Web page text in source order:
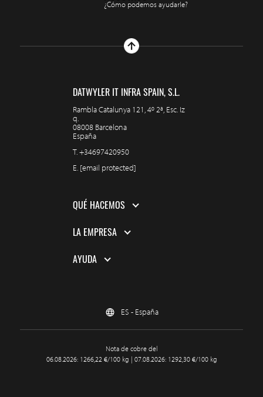
¿Cómo podemos ayudarle?
DATWYLER IT INFRA SPAIN, S.L.
Rambla Catalunya 121, 4º 2ª, Esc. Iz
q.
08008 Barcelona
España
T.+34697420950
E. [email protected]
QUÉ HACEMOS
LA EMPRESA
AYUDA
ES - España
Nota de cobre del
06.08.2026: 1266,22 €/100 kg | 07.08.2026: 1292,30 €/100 kg